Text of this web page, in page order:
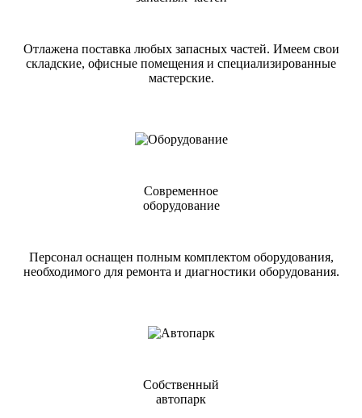
Отлажена поставка любых запасных частей. Имеем свои
складские, офисные помещения и специализированные
мастерские.
Современное
оборудование
Персонал оснащен полным комплектом оборудования,
необходимого для ремонта и диагностики оборудования.
Собственный
автопарк